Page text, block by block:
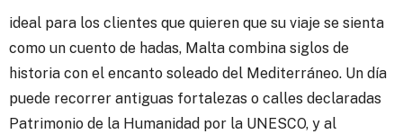
ideal para los clientes que quieren que su viaje se sienta
como un cuento de hadas, Malta combina siglos de
historia con el encanto soleado del Mediterráneo. Un día
puede recorrer antiguas fortalezas o calles declaradas
Patrimonio de la Humanidad por la UNESCO, y al